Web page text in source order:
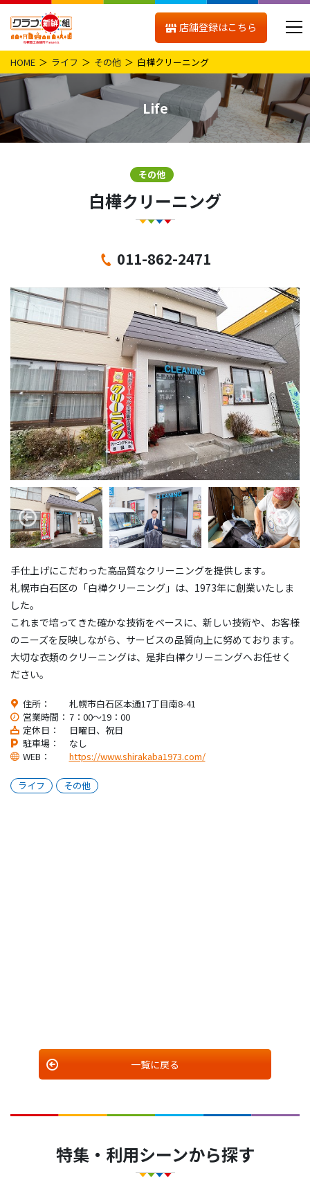
店舗登録はこちら
HOME ライフ その他 白樺クリーニング
Life
その他
白樺クリーニング
011-862-2471
手仕上げにこだわった高品質なクリーニングを提供します。
札幌市白石区の「白樺クリーニング」は、1973年に創業いたしま
した。
これまで培ってきた確かな技術をベースに、新しい技術や、お客様
のニーズを反映しながら、サービスの品質向上に努めております。
大切な衣類のクリーニングは、是非白樺クリーニングへお任せく
ださい。
住所：
札幌市白石区本通17丁目南8-41
営業時間： 7：00～19：00
定休日：
日曜日、祝日
駐車場：
なし
WEB：
https://www.shirakaba1973.com/
ライフ その他
一覧に戻る
特集・利用シーンから探す